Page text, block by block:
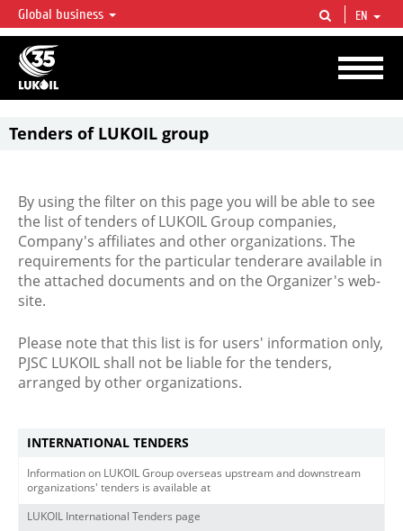
LUKOIL OVERVIEW
LUKOIL is one of the largest oil & gas vertical integrated companies in the world
accounting for over 2% of crude production and circa 1% of proved hydrocarbon
reserves globally.
Global business EN
Tenders of LUKOIL group
By using the filter on this page you will be able to see
the list of tenders of LUKOIL Group companies,
Company's affiliates and other organizations. The
requirements for the particular tenderare available in
the attached documents and on the Organizer's web-
site.
Please note that this list is for users' information only,
PJSC LUKOIL shall not be liable for the tenders,
arranged by other organizations.
INTERNATIONAL TENDERS
Information on LUKOIL Group overseas upstream and downstream
organizations' tenders is available at
LUKOIL International Tenders page